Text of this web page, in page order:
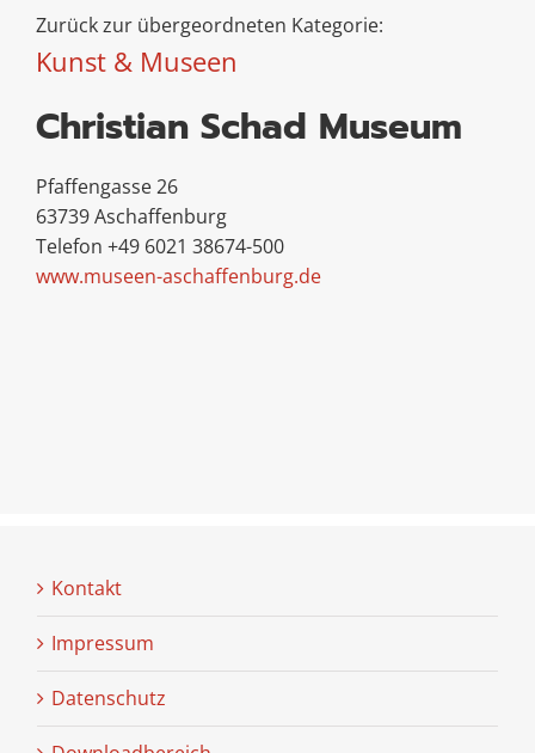
Zurück zur übergeordneten Kategorie:
Kunst & Museen
Christian Schad Museum
Pfaffengasse 26
63739 Aschaffenburg
Telefon +49 6021 38674-500
www.museen-aschaffenburg.de
Kontakt
Impressum
Datenschutz